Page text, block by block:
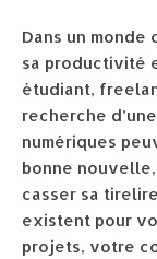
Dans un monde
sa productivité
étudiant,
recherche
numériques
bonne nouvelle,
casser sa
existent pour
projets, votre